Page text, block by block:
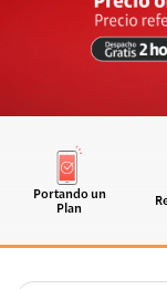
Portando un
Plan